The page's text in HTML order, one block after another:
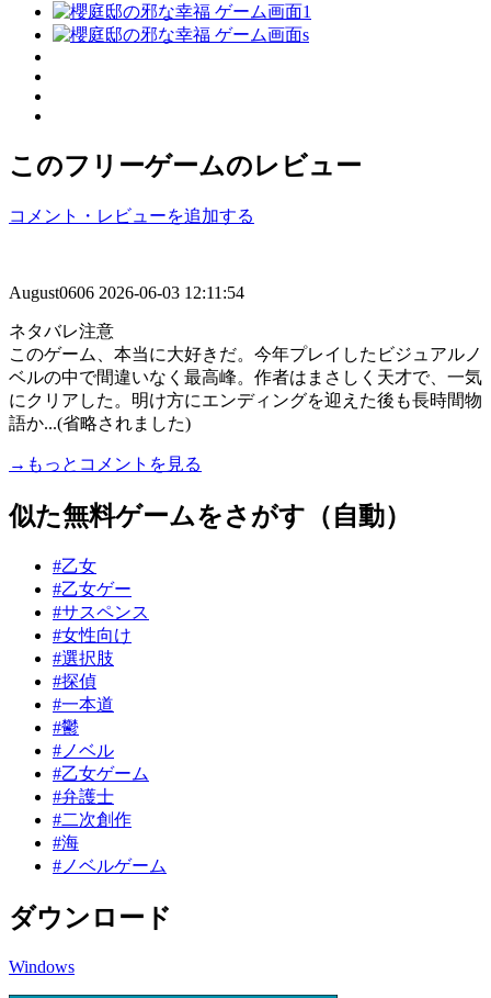
このフリーゲームのレビュー
コメント・レビューを追加する
August0606 2026-06-03 12:11:54
ネタバレ注意
このゲーム、本当に大好きだ。今年プレイしたビジュアルノ
ベルの中で間違いなく最高峰。作者はまさしく天才で、一気
にクリアした。明け方にエンディングを迎えた後も長時間物
語か...(省略されました)
→もっとコメントを見る
似た無料ゲームをさがす（自動）
#乙女
#乙女ゲー
#サスペンス
#女性向け
#選択肢
#探偵
#一本道
#鬱
#ノベル
#乙女ゲーム
#弁護士
#二次創作
#海
#ノベルゲーム
ダウンロード
Windows